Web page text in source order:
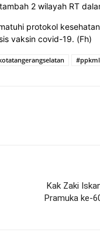
2 wilayah RT
protokol
vaksin covid-19. (Fh)
Kak Zaki
Pramuka ke-